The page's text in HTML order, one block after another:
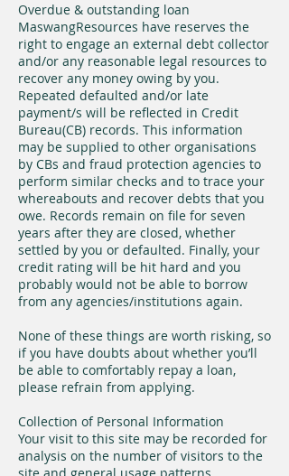
Overdue & outstanding loan
MaswangResources have reserves the
right to engage an external debt collector
and/or any reasonable legal resources to
recover any money owing by you.
Repeated defaulted and/or late
payment/s will be reflected in Credit
Bureau(CB) records. This information
may be supplied to other organisations
by CBs and fraud protection agencies to
perform similar checks and to trace your
whereabouts and recover debts that you
owe. Records remain on file for seven
years after they are closed, whether
settled by you or defaulted. Finally, your
credit rating will be hit hard and you
probably would not be able to borrow
from any agencies/institutions again.
None of these things are worth risking, so
if you have doubts about whether you’ll
be able to comfortably repay a loan,
please refrain from applying.
Collection of Personal Information
Your visit to this site may be recorded for
analysis on the number of visitors to the